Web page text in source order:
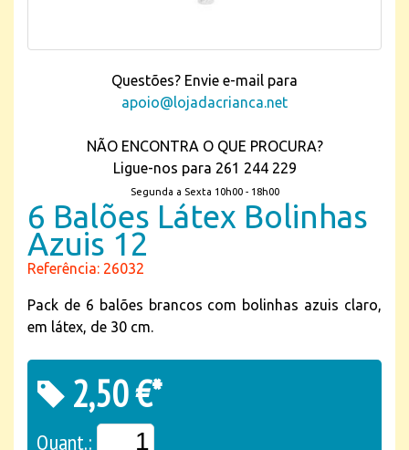
Questões? Envie e-mail para
apoio@lojadacrianca.net
NÃO ENCONTRA O QUE PROCURA?
Ligue-nos para 261 244 229
Segunda a Sexta 10h00 - 18h00
6 Balões Látex Bolinhas
Azuis 12
Referência: 26032
Pack de 6 balões brancos com bolinhas azuis claro,
em látex, de 30 cm.
2,50 €*
Quant.: